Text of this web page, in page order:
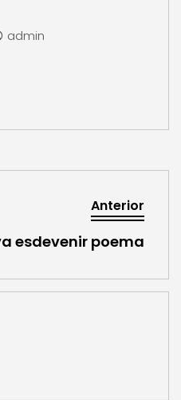
admin
Anterior
esdevenir poema